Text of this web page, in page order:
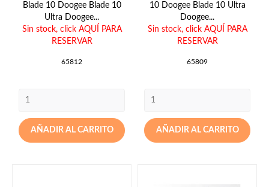
Blade 10 Doogee Blade 10
Ultra Doogee...
Sin stock, click AQUÍ PARA
RESERVAR
65812
AÑADIR AL CARRITO
10 Doogee Blade 10 Ultra
Doogee...
Sin stock, click AQUÍ PARA
RESERVAR
65809
AÑADIR AL CARRITO